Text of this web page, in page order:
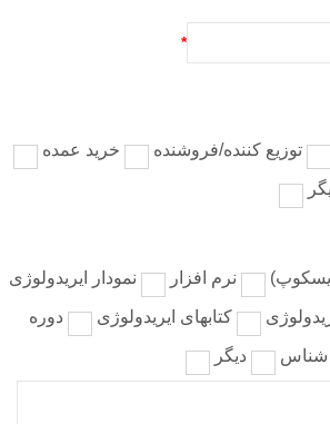
توزیع کننده/فروشنده خرید عمده
نرم افزار نمودار ایریدولوژی
کتابهای ایریدولوژی دوره
دیگر